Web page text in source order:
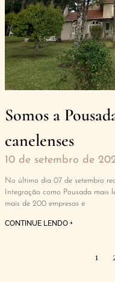
Somos a
canelenses
10 de setembro de
No último dia 07 de setembro
Integração como Pousada mais
mais de 200 empresas e
CONTINUE LENDO +
1